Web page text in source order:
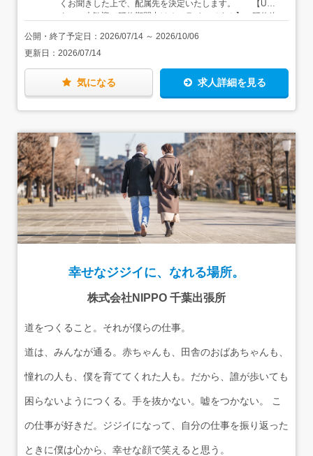
本だってイチから学ぶことができます。パソコンの使い方
も入社後にじっくり覚えていきましょう。メールや報告書
作成の手順も、この研修プログラムに含まれているので、
何の心配もなく仕事を始めることができます。
くお聞きした上で、配属先を決定いたします。 【U・I
ターン大歓迎／研修期間中はオンラインです！】 研修終
す。 【家具家電付きの単身用社宅有】 お住まいから
通勤が難しい方は、家具・家電付きの単身用社宅を利用す
ることもできます。初期費用や引越費用を会社が負担する
うえ、家賃半額補助（地域別に上限あり）もあるので、最
小限の出費に抑えて、新しい仕事・新しい生活を始められ
公開・終了予定日： 2026/07/14 ～ 2026/10/06
更新日： 2026/07/14
気になる 求人詳細を見る
幸せなジジイに、なれる場所。
株式会社NIPPO 千葉出張所
道をつくること。それが僕らの仕事。
道は、みんなが通る。赤ちゃんも、田舎のおばあちゃんも、
憧れの人も、僕を育ててくれた人も。だから、誰が歩いても
困らないようにつくる。手を抜かない。嘘をつかない。 こ
の仕事が好きだ。ジジイになって、自分の仕事を振り返った
ときに僕は心から、幸せな顔で笑えると思う。